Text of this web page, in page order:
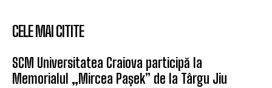
CELE MAI CITITE
SCM Universitatea Craiova participă la
Memorialul „Mircea Pașek” de la Târgu Jiu